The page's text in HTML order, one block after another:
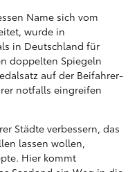
Name sich vom
wurde in
in Deutschland für
doppelten Spiegeln
auf der Beifahrer-
notfalls eingreifen
Städte verbessern, das
lassen wollen,
Hier kommt